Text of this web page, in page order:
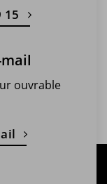
15
ouvrable